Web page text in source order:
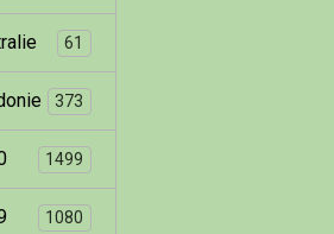
61
373
1499
1080